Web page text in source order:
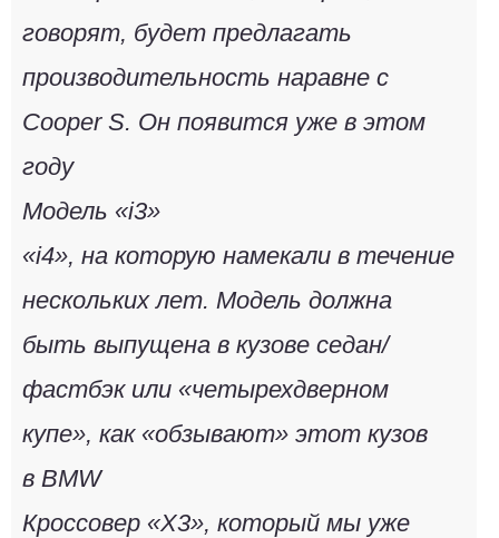
говорят, будет предлагать
производительность наравне с
Cooper S. Он появится уже в этом
году
Модель «i3»
«i4», на которую намекали в течение
нескольких лет. Модель должна
быть выпущена в кузове седан/
фастбэк или «четырехдверном
купе», как «обзывают» этот кузов
в BMW
Кроссовер «X3», который мы уже